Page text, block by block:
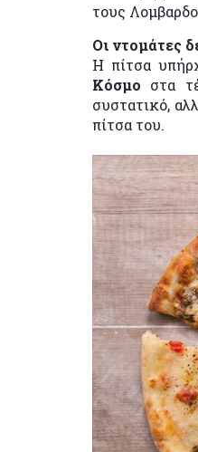
τους
Οι ντομάτες
Η πίτσα
Κόσμο στα
συστατικό,
πίτσα του.